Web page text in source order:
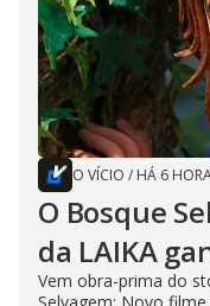
O VÍCIO / HÁ 6
O Bosque
da LAIKA
Vem obra-prima do